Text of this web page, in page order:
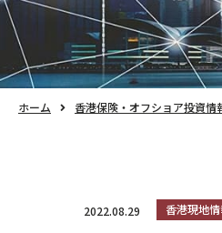
ホーム 香港保険・オフショア投資情
2022.08.29 香港現地